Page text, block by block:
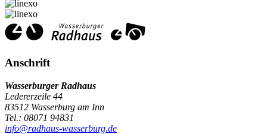
Anschrift
Wasserburger Radhaus
Ledererzeile 44
83512 Wasserburg am Inn
Tel.: 08071 94831
info@radhaus-wasserburg.de